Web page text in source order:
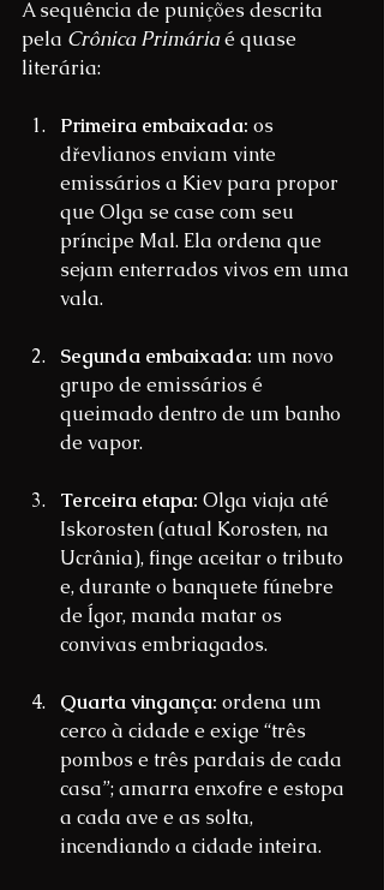
A sequência de punições descrita
pela Crônica Primária é quase
literária:
Primeira embaixada: os
dřevlianos enviam vinte
emissários a Kiev para propor
que Olga se case com seu
príncipe Mal. Ela ordena que
sejam enterrados vivos em uma
vala.
Segunda embaixada: um novo
grupo de emissários é
queimado dentro de um banho
de vapor.
Terceira etapa: Olga viaja até
Iskorosten (atual Korosten, na
Ucrânia), finge aceitar o tributo
e, durante o banquete fúnebre
de Ígor, manda matar os
convivas embriagados.
Quarta vingança: ordena um
cerco à cidade e exige “três
pombos e três pardais de cada
casa”; amarra enxofre e estopa
a cada ave e as solta,
incendiando a cidade inteira.